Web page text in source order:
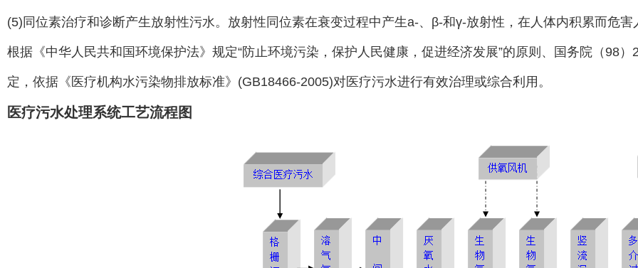
(5)同位素治疗和诊断产生放射性污水。放射性同位素在衰变过程中产生a-、β-和γ-放射性，在人体内积累而危害
根据《中华人民共和国环境保护法》规定“防止环境污染，保护人民健康，促进经济发展”的原则、国务院（98
定，依据《医疗机构水污染物排放标准》(GB18466-2005)对医疗污水进行有效治理或综合利用。
医疗污水处理系统工艺流程图